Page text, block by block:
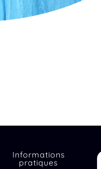
Informations
pratiques